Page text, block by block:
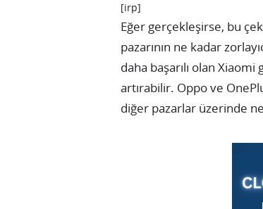
[irp]
Eğer gerçekleşirse, bu
pazarının ne kadar
daha başarılı olan
artırabilir. Oppo ve
diğer pazarlar üzerinde